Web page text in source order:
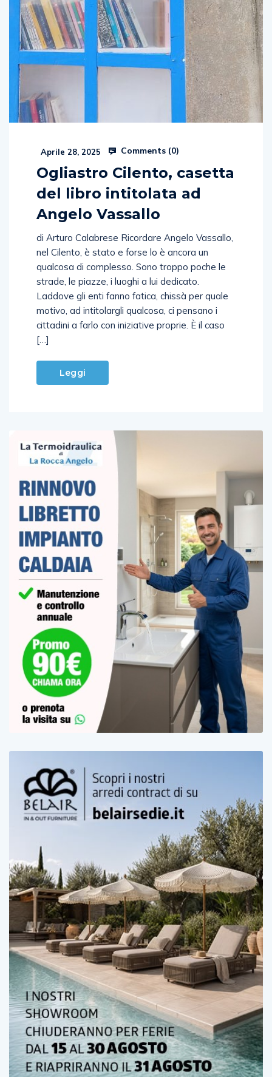
Aprile 28, 2025 Comments (0)
Ogliastro Cilento, casetta
del libro intitolata ad
Angelo Vassallo
di Arturo Calabrese Ricordare Angelo Vassallo,
nel Cilento, è stato e forse lo è ancora un
qualcosa di complesso. Sono troppo poche le
strade, le piazze, i luoghi a lui dedicato.
Laddove gli enti fanno fatica, chissà per quale
motivo, ad intitolargli qualcosa, ci pensano i
cittadini a farlo con iniziative proprie. È il caso
[…]
Leggi